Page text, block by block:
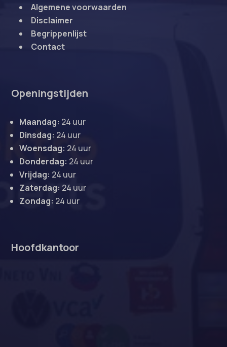
Algemene voorwaarden
Disclaimer
Begrippenlijst
Contact
Openingstijden
Maandag: 24 uur
Dinsdag: 24 uur
Woensdag: 24 uur
Donderdag: 24 uur
Vrijdag: 24 uur
Zaterdag: 24 uur
Zondag: 24 uur
Hoofdkantoor